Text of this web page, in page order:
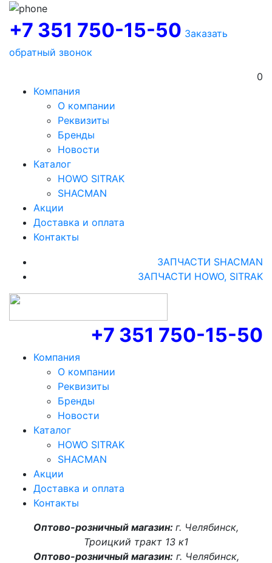
+7 351 750-15-50 Заказать
обратный звонок
0
Компания
О компании
Реквизиты
Бренды
Новости
Каталог
HOWO SITRAK
SHACMAN
Акции
Доставка и оплата
Контакты
ЗАПЧАСТИ SHACMAN
ЗАПЧАСТИ HOWO, SITRAK
+7 351 750-15-50
Компания
О компании
Реквизиты
Бренды
Новости
Каталог
HOWO SITRAK
SHACMAN
Акции
Доставка и оплата
Контакты
Оптово-розничный магазин: г. Челябинск,
Троицкий тракт 13 к1
Оптово-розничный магазин:г. Челябинск,